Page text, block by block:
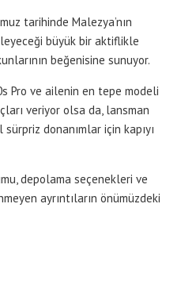
tarihinde Malezya’nın
büyük bir aktiflikle
beğenisine sunuyor.
Pro ve ailenin en tepe modeli
veriyor olsa da, lansman
donanımlar için kapıyı
depolama seçenekleri ve
ayrıntıların önümüzdeki